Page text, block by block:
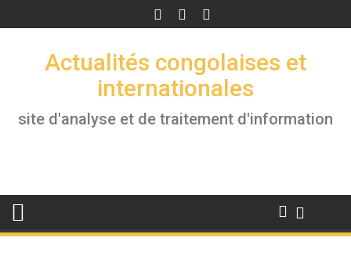
to
Actualités congolaises et
internationales
site d'analyse et de traitement d'information